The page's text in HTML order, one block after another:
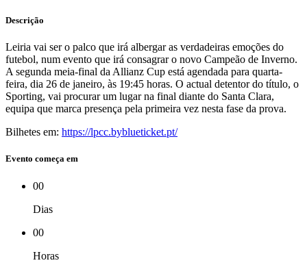
Descrição
Leiria vai ser o palco que irá albergar as verdadeiras emoções do
futebol, num evento que irá consagrar o novo Campeão de Inverno.
A segunda meia-final da Allianz Cup está agendada para quarta-
feira, dia 26 de janeiro, às 19:45 horas. O actual detentor do título, o
Sporting, vai procurar um lugar na final diante do Santa Clara,
equipa que marca presença pela primeira vez nesta fase da prova.
Bilhetes em: https://lpcc.byblueticket.pt/
Evento começa em
00
Dias
00
Horas